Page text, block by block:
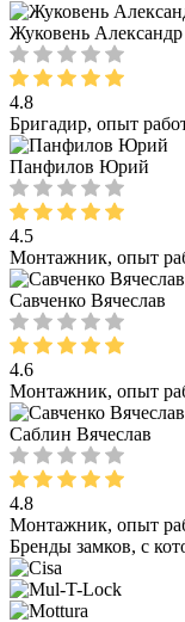
Жуковень Александр
4.8
Бригадир, опыт
Панфилов Юрий
4.5
Монтажник, опыт
Савченко Вячеслав
4.6
Монтажник, опыт
Саблин Вячеслав
4.8
Монтажник, опыт
Бренды замков, с